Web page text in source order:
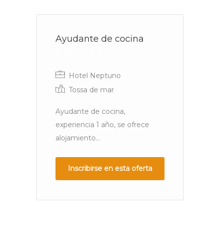
Ayudante de cocina
Hotel Neptuno
Tossa de mar
Ayudante de cocina,
experiencia 1 año, se ofrece
alojamiento...
Inscribirse en esta oferta